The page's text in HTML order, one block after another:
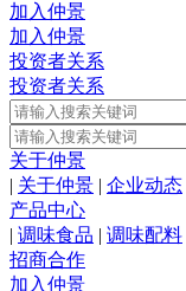
加入仲景
加入仲景
投资者关系
投资者关系
关于仲景
| 关于仲景 | 企业动态
产品中心
| 调味食品 | 调味配料
招商合作
加入仲景